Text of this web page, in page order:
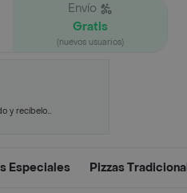
Envío
Gratis
(nuevos usuarios)
y recíbelo
Especiales Pizzas